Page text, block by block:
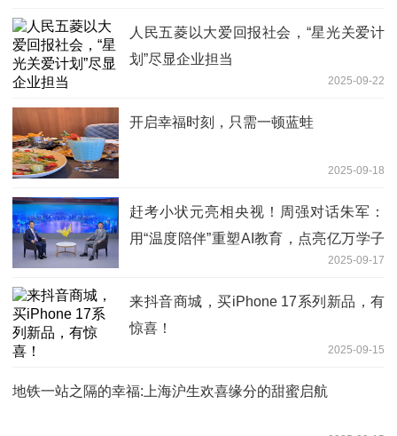
人民五菱以大爱回报社会，“星光关爱计
划”尽显企业担当
2025-09-22
开启幸福时刻，只需一顿蓝蛙
2025-09-18
赶考小状元亮相央视！周强对话朱军：
用“温度陪伴”重塑AI教育，点亮亿万学子
2025-09-17
来抖音商城，买iPhone 17系列新品，有
惊喜！
2025-09-15
地铁一站之隔的幸福:上海沪生欢喜缘分的甜蜜启航